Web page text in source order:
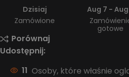
Dzisiaj
Zamówione
Aug 7 -
gotowe
Porównaj
Udostępnij:
11 Osoby, które właśnie